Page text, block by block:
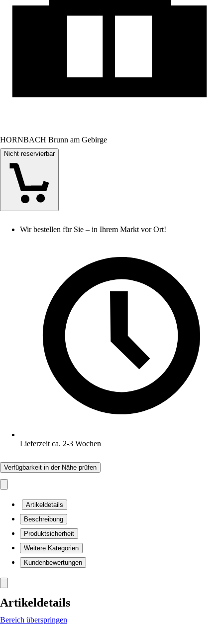
HORNBACH Brunn am Gebirge
Nicht reservierbar
Wir bestellen für Sie – in Ihrem Markt vor Ort!
Lieferzeit ca. 2-3 Wochen
Verfügbarkeit in der Nähe prüfen
Artikeldetails
Beschreibung
Produktsicherheit
Weitere Kategorien
Kundenbewertungen
Artikeldetails
Bereich überspringen